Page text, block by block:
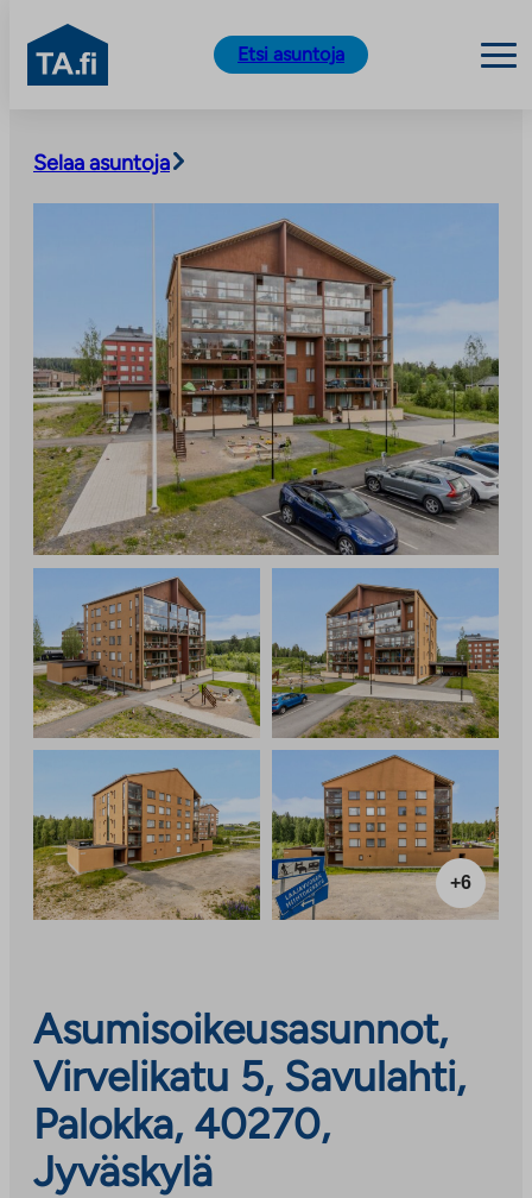
sisältöön
TA.fi
Etsi asuntoja
Selaa asuntoja
+6
Asumisoikeusasunnot,
Virvelikatu 5, Savulahti,
Palokka, 40270,
Jyväskylä